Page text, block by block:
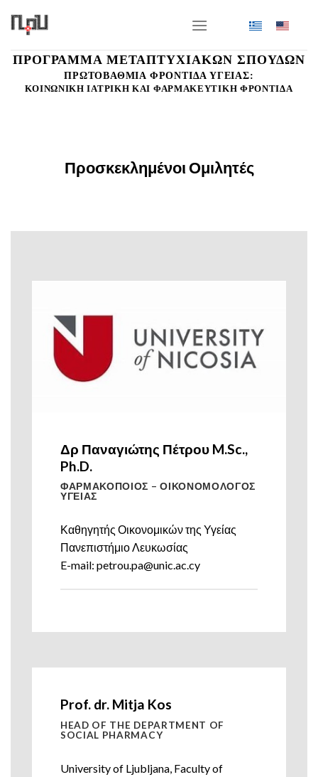
στο
ΠΡΟΓΡΑΜΜΑ ΜΕΤΑΠΤΥΧΙΑΚΩΝ ΣΠΟΥΔΩΝ
ΠΡΩΤΟΒΑΘΜΙΑ ΦΡΟΝΤΙΔΑ ΥΓΕΙΑΣ:
ΚΟΙΝΩΝΙΚΗ ΙΑΤΡΙΚΗ ΚΑΙ ΦΑΡΜΑΚΕΥΤΙΚΗ ΦΡΟΝΤΙΔΑ
Προσκεκλημένοι Ομιλητές
Δρ Παναγιώτης Πέτρου M.Sc.,
Ph.D.
ΦΑΡΜΑΚΟΠΟΙΟΣ – ΟΙΚΟΝΟΜΟΛΟΓΟΣ
ΥΓΕΙΑΣ
Καθηγητής Οικονομικών της Υγείας
Πανεπιστήμιο Λευκωσίας
E-mail: petrou.pa@unic.ac.cy
Prof. dr. Mitja Kos
HEAD OF THE DEPARTMENT OF
SOCIAL PHARMACY
University of Ljubljana, Faculty of